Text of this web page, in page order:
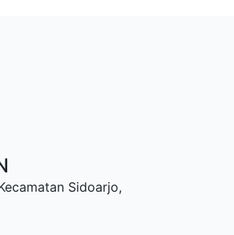
Sidoarjo,